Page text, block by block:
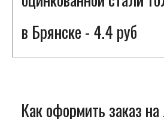
в Брянске - 4.4 руб
Как оформить заказ